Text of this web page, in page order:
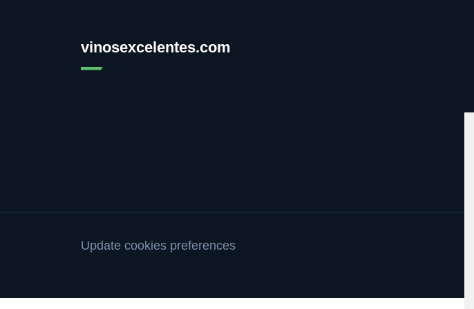
vinosexcelentes.com
Update cookies preferences